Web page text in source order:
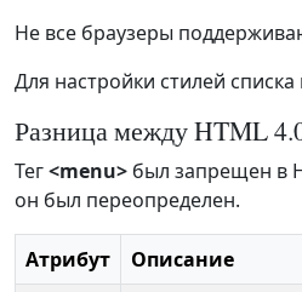
Не все браузеры
Для настройки стилей
Разница между HTML
Тег<menu> был запрещен в
он был переопределен.
Атрибут
Описание